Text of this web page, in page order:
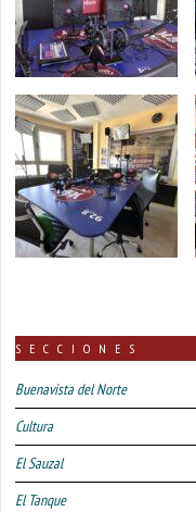
SECCIONES
Buenavista del Norte
Cultura
El Sauzal
El Tanque